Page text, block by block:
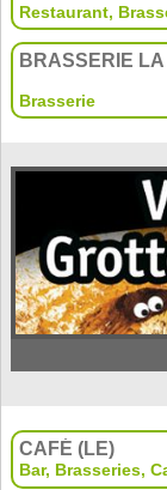
Restaurant,
BRASSERIE
Brasserie
CAFÉ (LE)
Bar, Brasseries,